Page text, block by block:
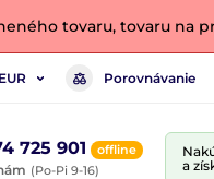
tovaru, tovaru na
EUR Porovnávanie
725 901 offline
(Po-Pi 9-16)
a